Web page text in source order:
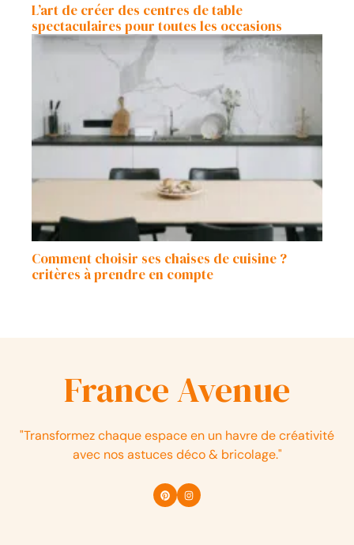
L’art de créer des centres de table
spectaculaires pour toutes les occasions
Comment choisir ses chaises de cuisine ?
critères à prendre en compte
France Avenue
"Transformez chaque espace en un havre de créativité
avec nos astuces déco & bricolage."